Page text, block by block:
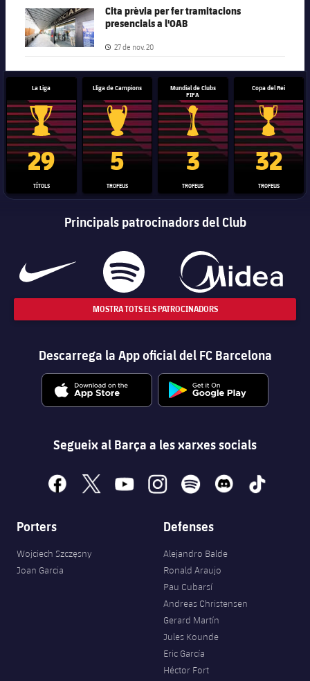
FC Barcelona club badge
Cita prèvia per fer tramitacions
presencials a l'OAB
Data de publicació
27 de nov. 20
La Liga
Trofeu de la Liga
29
TÍTOLS
Lliga de Campions
Trofeu de la Lliga de Campions
5
TROFEUS
Mundial de Clubs
FIFA
Trofeu del Mundial de Clubs
3
TROFEUS
Copa del Rei
Copa del
32
TROFEUS
Principals patrocinadors del Club
MOSTRA TOTS ELS PATROCINADORS
Descarrega la App oficial del FC Barcelona
Segueix al Barça a les xarxes socials
facebook
x youtubeinstagramspotify discord tiktok
Porters
Wojciech Szczęsny
Joan Garcia
Defenses
Alejandro Balde
Ronald Araujo
Pau Cubarsí
Andreas Christensen
Gerard Martín
Jules Kounde
Eric García
Héctor Fort